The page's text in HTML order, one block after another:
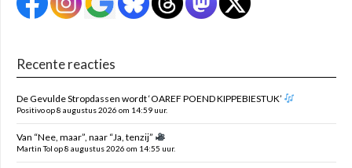
Recente reacties
De Gevulde Stropdassen wordt ‘OAREF POEND KIPPEBIESTUK’
Positivo op 8 augustus 2026 om 14:59 uur.
Van “Nee, maar”, naar “Ja, tenzij”
Martin Tol op 8 augustus 2026 om 14:55 uur.